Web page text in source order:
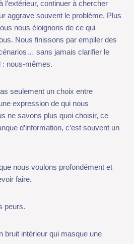
éloignons de ce qui compte
par empiler des avis, des
jamais clarifier le point de départ
seulement un choix entre plusieurs
ce n’est pas toujours un
souvent un manque d’alignement.
nous voulons profondément et ce
moi, ici et maintenant?»